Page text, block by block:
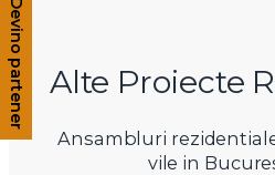
Alte Proiecte
Ansambluri
vile in
Devino partener